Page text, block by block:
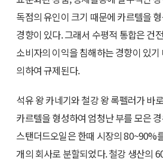
독점의 유인이 크기 때문에 카르텔을
경향이 있다. 그래서 수평적 통합은 건
소비자의 이익을 침해하는 경향이 있
의하여 규제된다.
석유 왕 카네기와 철강 왕 록펠러가 바
카르텔을 형성하여 엄청난 부를 모은
스탠더드오일은 한때 시장의 80~90%
개의 회사로 분할되었다. 철강 생산의